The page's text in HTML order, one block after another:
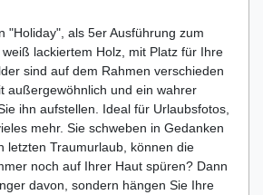
"Holiday", als 5er Ausführung zum
lackiertem Holz, mit Platz für Ihre
sind auf dem Rahmen verschieden
außergewöhnlich und ein wahrer
ihn aufstellen. Ideal für Urlaubsfotos,
mehr. Sie schweben in Gedanken
letzten Traumurlaub, können die
noch auf Ihrer Haut spüren? Dann
davon, sondern hängen Sie Ihre